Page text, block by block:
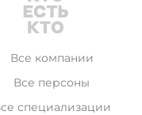
Все компании
Все персоны
специализации